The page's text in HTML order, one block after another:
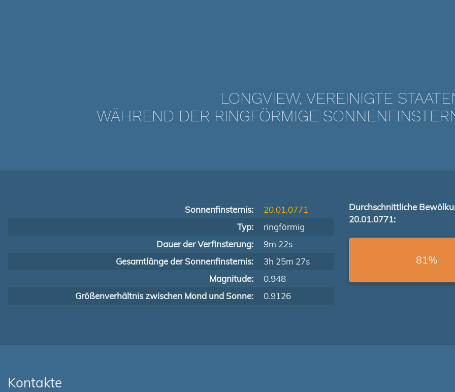
LONGVIEW, VEREINIGTE
WÄHREND DER RINGFÖRMIGE
Sonnenfinsternis:
20.01.0771
Typ:
ringförmig
Dauer der Verfinsterung:
9m 22s
Gesamtlänge der Sonnenfinsternis:
3h 25m 27s
Magnitude:
0.948
Größenverhältnis zwischen Mond und Sonne:
0.9126
Durchschnittliche
20.01.0771:
81%
Kontakte